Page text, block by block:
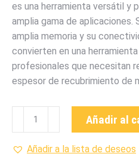
es una herramienta versátil y
amplia gama de aplicaciones.
amplia memoria y su
convierten en una
profesionales que necesitan
espesor de recubrimiento de
CG204
DE
Añadir al
Añadir a la lista de deseos